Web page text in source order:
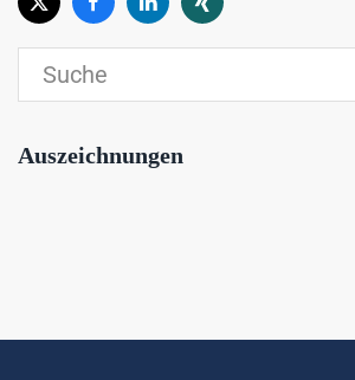
Auszeichnungen